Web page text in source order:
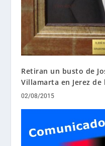
Retiran un busto de
Villamarta en Jerez de
02/08/2015